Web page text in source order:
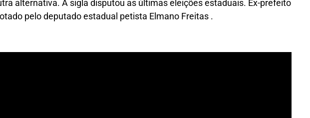
alternativa. A sigla disputou as últimas eleições estaduais. Ex-prefeito
pelo deputado estadual petista Elmano Freitas .